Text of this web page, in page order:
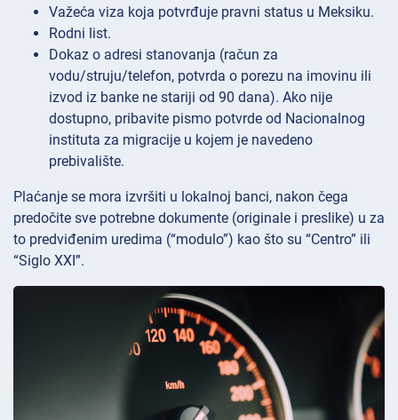
Važeća viza koja potvrđuje pravni status u Meksiku.
Rodni list.
Dokaz o adresi stanovanja (račun za
vodu/struju/telefon, potvrda o porezu na imovinu ili
izvod iz banke ne stariji od 90 dana). Ako nije
dostupno, pribavite pismo potvrde od Nacionalnog
instituta za migracije u kojem je navedeno
prebivalište.
Plaćanje se mora izvršiti u lokalnoj banci, nakon čega
predočite sve potrebne dokumente (originale i preslike) u za
to predviđenim uredima (“modulo”) kao što su “Centro” ili
“Siglo XXI”.